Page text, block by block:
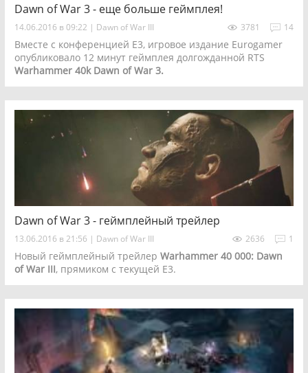
Dawn of War 3 - еще больше геймплея!
14.06.2016 в 09:22 | Dawn of War III 14
3781
Вместе с конференцией E3, игровое издание Eurogamer
опубликовало 12 минут геймплея долгожданной RTS
Warhammer 40k Dawn of War 3.
Dawn of War 3 - геймплейный трейлер
13.06.2016 в 21:56 | Dawn of War III 1
2636
Новый геймплейный трейлер Warhammer 40 000: Dawn
of War III, прямиком с текущей Е3.